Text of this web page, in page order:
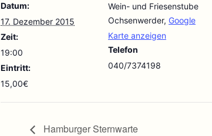
Datum:
17. Dezember 2015
Zeit:
19:00
Eintritt:
15,00€
Wein- und Friesenstube
Ochsenwerder, Google
Karte anzeigen
Telefon
040/7374198
Hamburger Sternwarte